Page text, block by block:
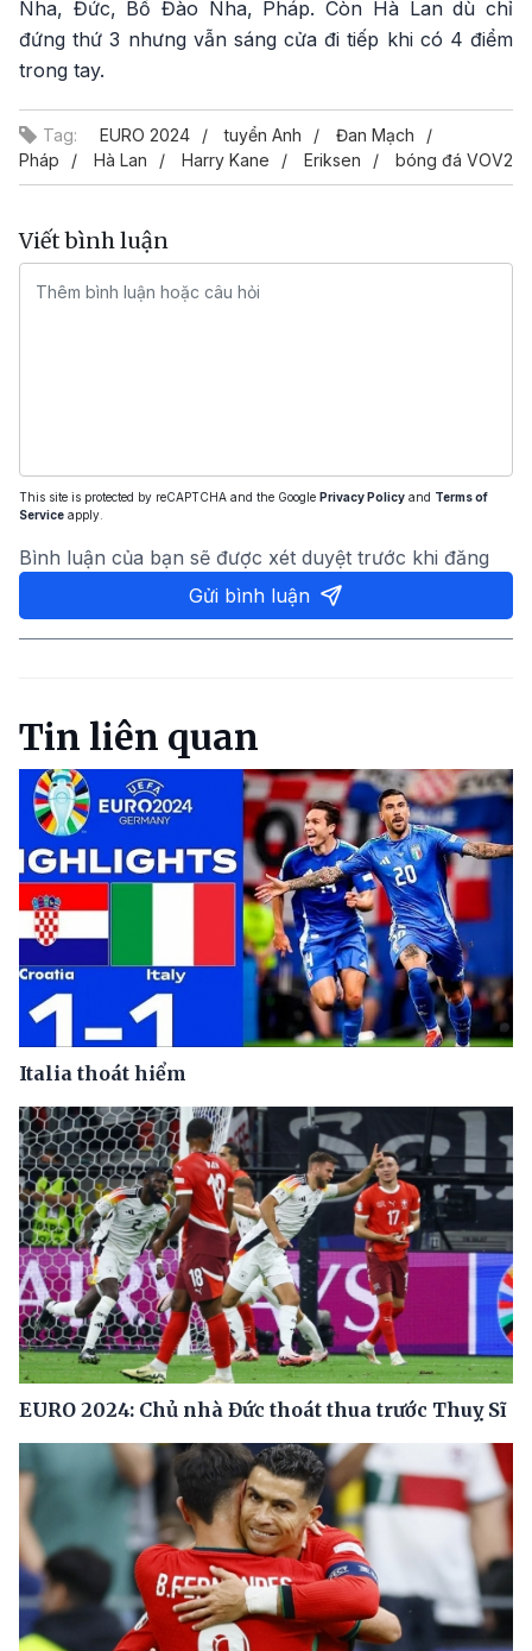
Nha, Đức, Bồ Đào Nha, Pháp. Còn Hà Lan dù chỉ
đứng thứ 3 nhưng vẫn sáng cửa đi tiếp khi có 4 điểm
trong tay.
Tag: EURO 2024 tuyển Anh
Đan Mạch
Pháp
Hà Lan Harry Kane Eriksen bóng đá VOV2
Viết bình luận
This site is protected by reCAPTCHA and the Google Privacy Policy and Terms of
Service apply.
Bình luận của bạn sẽ được xét duyệt trước khi đăng
Gửi bình luận
Tin liên quan
Italia thoát hiểm
EURO 2024: Chủ nhà Đức thoát thua trước Thuỵ Sĩ